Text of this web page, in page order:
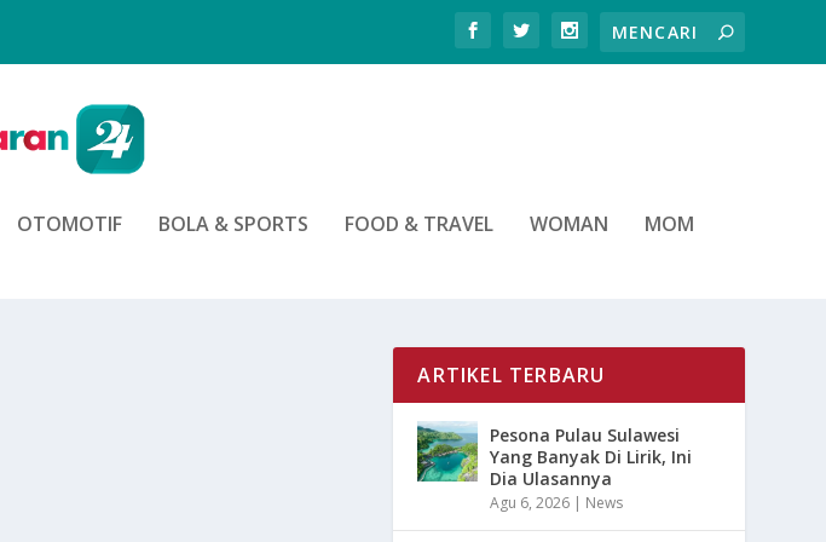
OTOMOTIF BOLA & SPORTS FOOD & TRAVEL WOMAN MOM
ARTIKEL TERBARU
Pesona Pulau Sulawesi
Yang Banyak Di Lirik, Ini
Dia Ulasannya
Agu 6, 2026 | News